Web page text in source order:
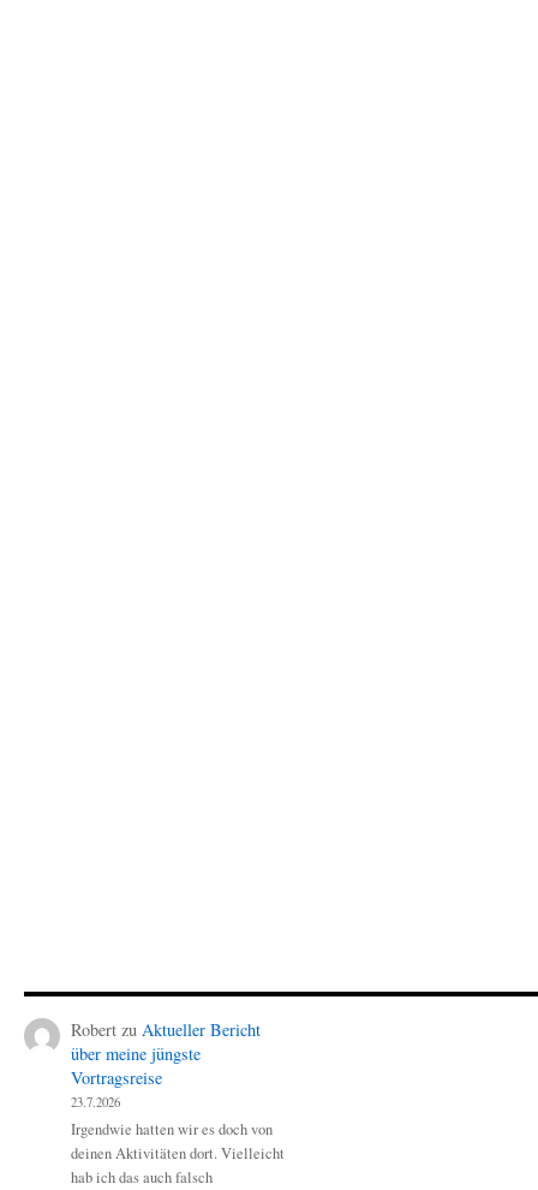
Robert zu Aktueller Bericht
über meine jüngste
Vortragsreise
23.7.2026
Irgendwie hatten wir es doch von
deinen Aktivitäten dort. Vielleicht
hab ich das auch falsch